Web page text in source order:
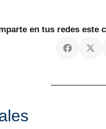
en tus redes este